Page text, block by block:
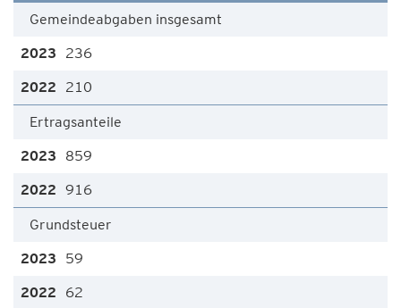
Gemeindeabgaben insgesamt
236
210
Ertragsanteile
859
916
Grundsteuer
59
62